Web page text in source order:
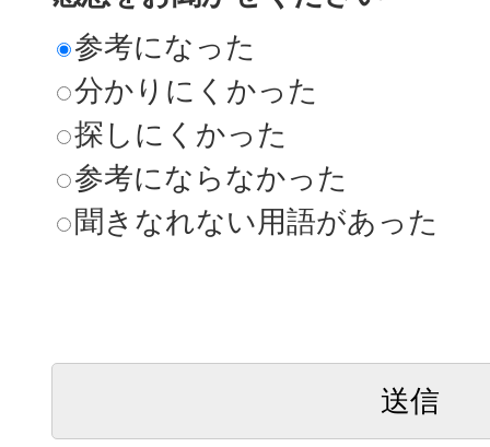
参考になった
分かりにくかった
探しにくかった
参考にならなかった
聞きなれない用語があった